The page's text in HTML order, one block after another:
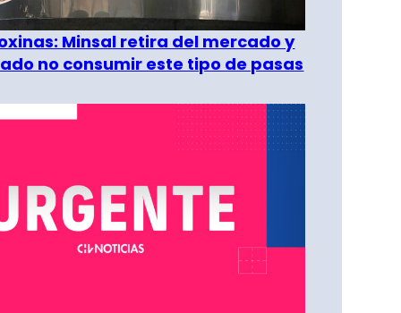
Minsal retira del mercado y
no consumir este tipo de pasas